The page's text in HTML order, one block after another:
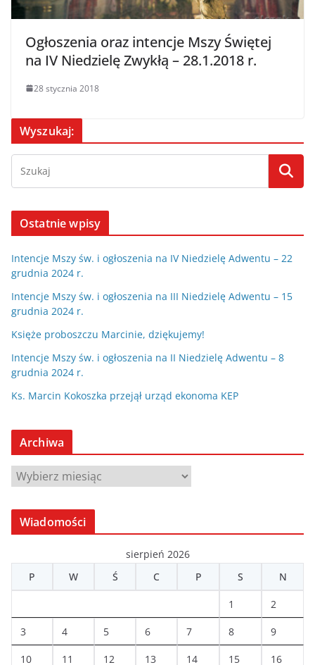
Ogłoszenia oraz intencje Mszy Świętej
na IV Niedzielę Zwykłą – 28.1.2018 r.
28 stycznia 2018
Wyszukaj:
Ostatnie wpisy
Intencje Mszy św. i ogłoszenia na IV Niedzielę Adwentu – 22
grudnia 2024 r.
Intencje Mszy św. i ogłoszenia na III Niedzielę Adwentu – 15
grudnia 2024 r.
Księże proboszczu Marcinie, dziękujemy!
Intencje Mszy św. i ogłoszenia na II Niedzielę Adwentu – 8
grudnia 2024 r.
Ks. Marcin Kokoszka przejął urząd ekonoma KEP
Archiwa
A
r
c
w
Wiadomości
sierpień 2026
P
W Ś C P S N
1 2
3 4 5 6 7 8 9
10 11 12 13 14 15 16